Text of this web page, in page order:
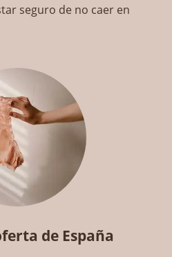
seguro de no caer en
de España